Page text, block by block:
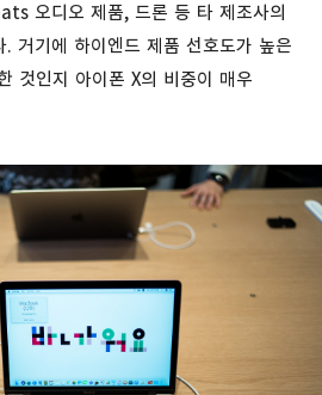
오디오 제품, 드론 등 타 제조사의
거기에 하이엔드 제품 선호도가 높은
것인지 아이폰 X의 비중이 매우